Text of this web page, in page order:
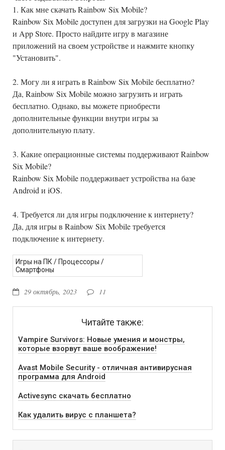
1. Как мне скачать Rainbow Six Mobile?
Rainbow Six Mobile доступен для загрузки на Google Play
и App Store. Просто найдите игру в магазине
приложений на своем устройстве и нажмите кнопку
"Установить".
2. Могу ли я играть в Rainbow Six Mobile бесплатно?
Да, Rainbow Six Mobile можно загрузить и играть
бесплатно. Однако, вы можете приобрести
дополнительные функции внутри игры за
дополнительную плату.
3. Какие операционные системы поддерживают Rainbow
Six Mobile?
Rainbow Six Mobile поддерживает устройства на базе
Android и iOS.
4. Требуется ли для игры подключение к интернету?
Да, для игры в Rainbow Six Mobile требуется
подключение к интернету.
Игры на ПК / Процессоры /
Смартфоны
29 октябрь, 2023 11
Читайте также:
Vampire Survivors: Новые умения и монстры,
которые взорвут ваше воображение!
Avast Mobile Security - отличная антивирусная
программа для Android
Activesync скачать бесплатно
Как удалить вирус с планшета?